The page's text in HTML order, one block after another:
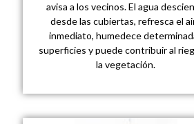
avisa a los vecinos. El agua
desde las cubiertas, refresca el
inmediato, humedece
superficies y puede contribuir al
la vegetación.